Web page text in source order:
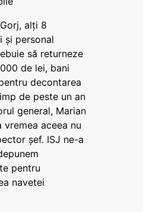
alți 8
și personal
să returneze
de lei, bani
decontarea
de peste un an
general, Marian
vremea aceea nu
șef. ISJ ne-a
pentru
navetei